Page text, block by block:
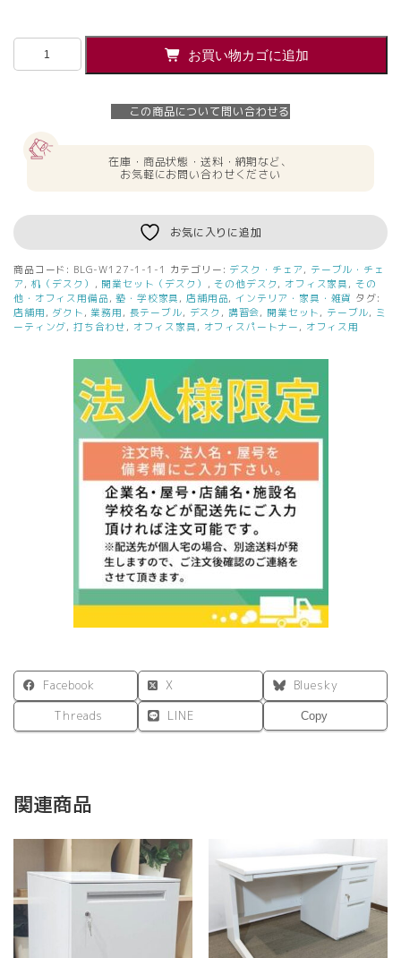
【法
品
BLG
ー
テ
ィ
リ
ル
W1200×D700×H700
オ
フ
議
個
お買い物カゴに追加
この商品について問い合わせる
在庫・商品状態・送料・納期など、
お気軽にお問い合わせください
お気に入りに追加
商品コード: BLG-W127-1-1-1 カテゴリー: デスク・チェア , テーブル・チェ
ア , 机（デスク） , 開業セット（デスク） ,その他デスク , オフィス家具 , その
他・オフィス用備品,塾・学校家具 , 店舗用品,インテリア・家具・雑貨 タグ:
店舗用 , ダクト , 業務用 , 長テーブル, デスク , 講習会, 開業セット , テーブル, ミ
ーティング, 打ち合わせ , オフィス家具 , オフィスパートナー , オフィス用
Facebook X
Bluesky
Threads
LINE Copy
関連商品